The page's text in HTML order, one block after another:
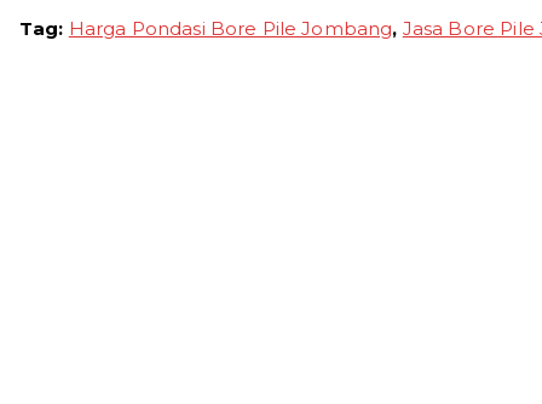
Pertitik
Tag: Harga Pondasi Bore Pile Jombang, Jasa Bore